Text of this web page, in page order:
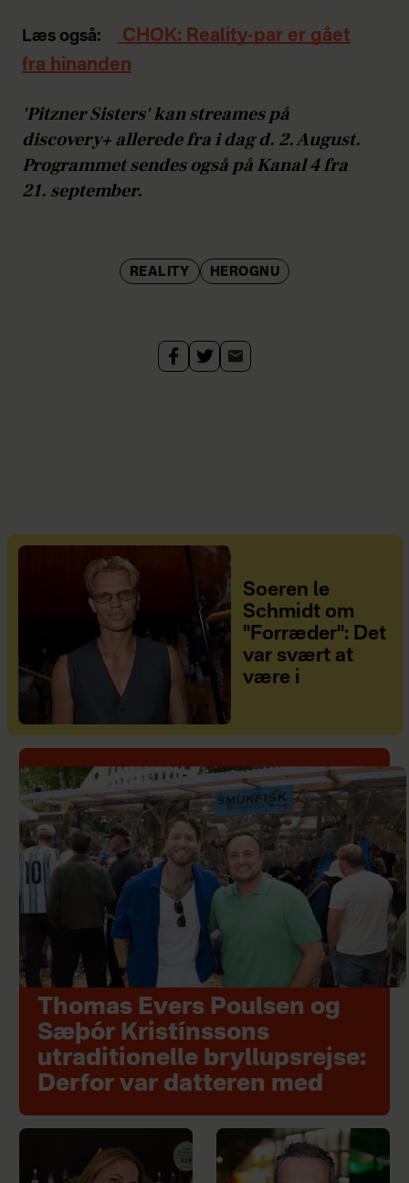
Læs også:
CHOK: Reality-par er gået
fra hinanden
'Pitzner Sisters' kan streames på
discovery+ allerede fra i dag d. 2. August.
Programmet sendes også på Kanal 4 fra
21. september.
REALITY HEROGNU
Soeren le
Schmidt om
"Forræder": Det
var svært at
være i
Thomas Evers Poulsen og
Sæþór Kristínssons
utraditionelle bryllupsrejse:
Derfor var datteren med